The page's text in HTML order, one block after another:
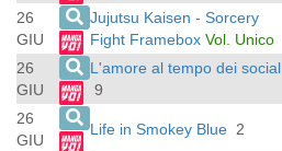
26
GIU
Jujutsu Kaisen - Sorcery
Fight Framebox Vol. Unico
26
GIU
L'amore al tempo dei social
9
26
GIU
Life in Smokey Blue 2